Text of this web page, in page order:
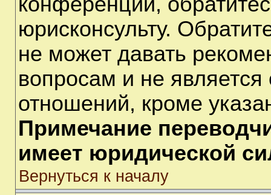
юрисконсульту.
не может давать
вопросам и не
отношений, кроме
Примечание
имеет юридической
Вернуться к началу